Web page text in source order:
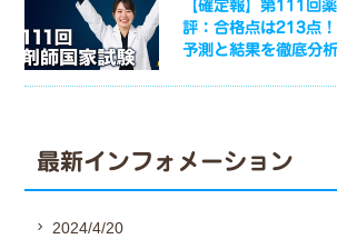
【確定報】第111回
評：合格点は213点
予測と結果を徹底分析
最新インフォメーション
2024/4/20